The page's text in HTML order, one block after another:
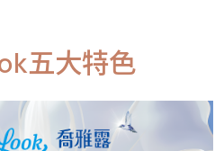
五大特色